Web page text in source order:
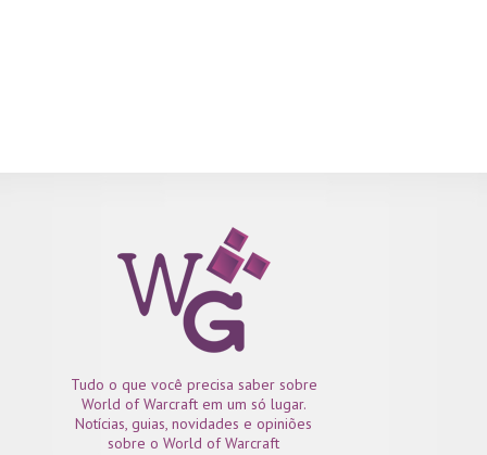
comprados com o PNJ Amelia Clarke e Marechal...
Tudo o que você precisa saber sobre
World of Warcraft em um só lugar.
Notícias, guias, novidades e opiniões
sobre o World of Warcraft